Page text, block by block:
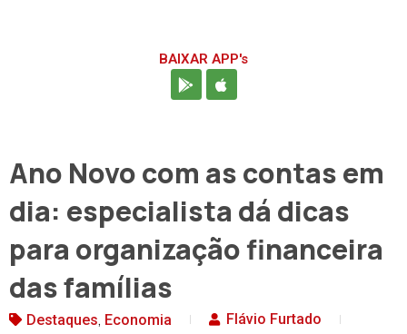
BAIXAR APP's
Ano Novo com as contas em
dia: especialista dá dicas
para organização financeira
das famílias
Destaques, Economia Flávio Furtado